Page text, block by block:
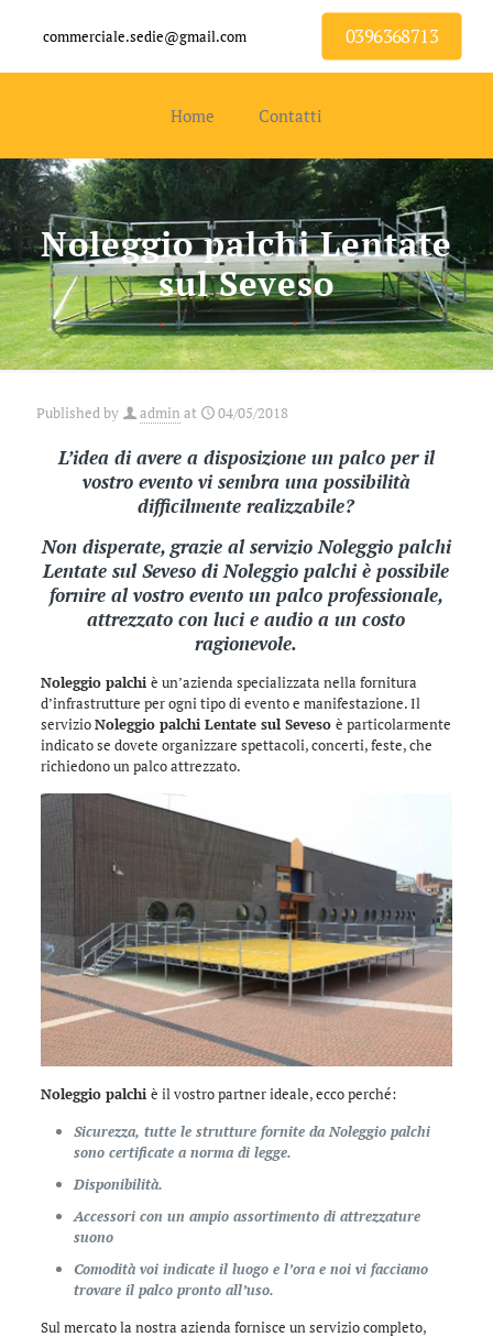
commerciale.sedie@gmail.com 0396368713
Home Contatti
Noleggio palchi Lentate
sul Seveso
Published by admin at 04/05/2018
L’idea di avere a disposizione un palco per il
vostro evento vi sembra una possibilità
difficilmente realizzabile?
Non disperate, grazie al servizio Noleggio palchi
Lentate sul Seveso diNoleggio palchiè possibile
fornire al vostro evento un palco professionale,
attrezzato con luci e audio a un costo
ragionevole.
Noleggio palchi è un’azienda specializzata nella fornitura
d’infrastrutture per ogni tipo di evento e manifestazione. Il
servizioNoleggio palchi Lentate sul Seveso è particolarmente
indicato se dovete organizzare spettacoli, concerti, feste, che
richiedono un palco attrezzato.
Noleggio palchi è il vostro partner ideale, ecco perché:
Sicurezza, tutte le strutture fornite da Noleggio palchi
sono certificate a norma di legge.
Disponibilità.
Accessori con un ampio assortimento di attrezzature
suono
Comodità voi indicate il luogo e l’ora e noi vi facciamo
trovare il palco pronto all’uso.
Sul mercato la nostra azienda fornisce un servizio completo,